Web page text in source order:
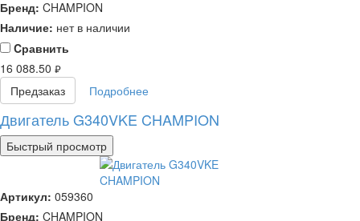
Бренд: CHAMPION
Наличие: нет в наличии
Cравнить
16 088.50 руб.
Предзаказ Подробнее
Двигатель G340VKE CHAMPION
Быстрый просмотр
Артикул: 059360
Бренд: CHAMPION